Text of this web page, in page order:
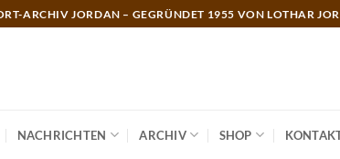
ARCHIV JORDAN – GEGRÜNDET 1955 VON LOTHAR
NACHRICHTEN ARCHIV SHOP